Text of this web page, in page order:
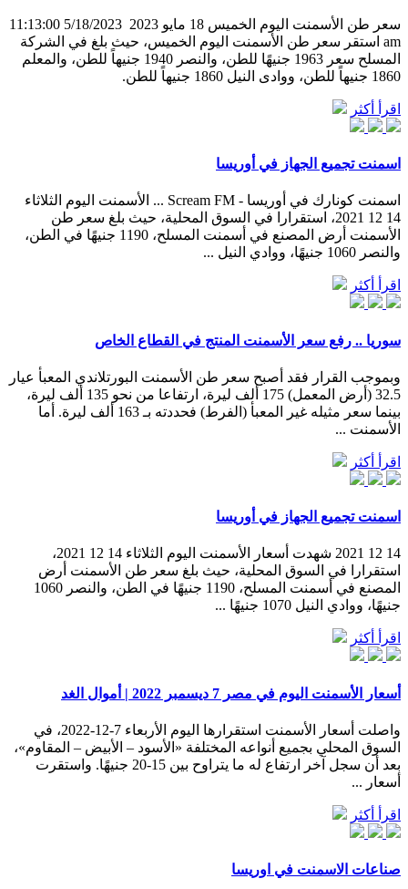
سعر طن الأسمنت اليوم الخميس 18 مايو 2023 ‏ 5/18/2023 11:13:00
am استقر سعر طن الأسمنت اليوم الخميس، حيث بلغ في الشركة
المسلح سعر 1963 جنيهًا للطن، والنصر 1940 جنيهاً للطن، والمعلم
1860 جنيهاً للطن، ووادى النيل 1860 جنيهاً للطن.
اقرأ أكثر
اسمنت تجميع الجهاز في أوريسا
اسمنت كونارك في أوريسا - Scream FM ... الأسمنت اليوم الثلاثاء
14 12 2021، استقرارا في السوق المحلية، حيث بلغ سعر طن
الأسمنت أرض المصنع في أسمنت المسلح، 1190 جنيهًا في الطن،
والنصر 1060 جنيهًا، ووادي النيل ...
اقرأ أكثر
سوريا .. رفع سعر الأسمنت المنتج في القطاع الخاص
وبموجب القرار فقد أصبح سعر طن الأسمنت البورتلاندي المعبأ عيار
32.5 (أرض المعمل) 175 ألف ليرة، ارتفاعا من نحو 135 ألف ليرة،
بينما سعر مثيله غير المعبأ (الفرط) فحددته بـ 163 ألف ليرة. أما
الأسمنت ...
اقرأ أكثر
اسمنت تجميع الجهاز في أوريسا
14 12 2021 شهدت أسعار الأسمنت اليوم الثلاثاء 14 12 2021،
استقرارا في السوق المحلية، حيث بلغ سعر طن الأسمنت أرض
المصنع في أسمنت المسلح، 1190 جنيهًا في الطن، والنصر 1060
جنيهًا، ووادي النيل 1070 جنيهًا ...
اقرأ أكثر
أسعار الأسمنت اليوم في مصر 7 ديسمبر 2022 | أموال الغد
واصلت أسعار الأسمنت استقرارها اليوم الأربعاء 7-12-2022، في
السوق المحلي بجميع أنواعه المختلفة «الأسود – الأبيض – المقاوم»،
بعد أن سجل آخر ارتفاع له ما يتراوح بين 15-20 جنيهًا. واستقرت
أسعار ...
اقرأ أكثر
صناعات الاسمنت في اوريسا